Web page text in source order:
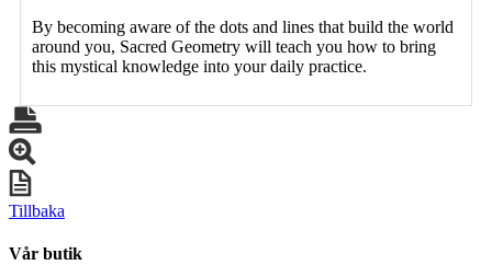
By becoming aware of the dots and lines that build the world
around you, Sacred Geometry will teach you how to bring
this mystical knowledge into your daily practice.
Tillbaka
Vår butik